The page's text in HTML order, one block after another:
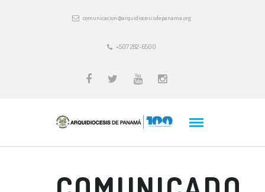
comunicacion@arquidiocesisdepanama.org
+507 282-6500